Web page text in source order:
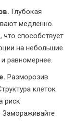
Глубокая
медленно.
способствует
на небольшие
равномернее.
Разморозив
клеток
риск
Замораживайте